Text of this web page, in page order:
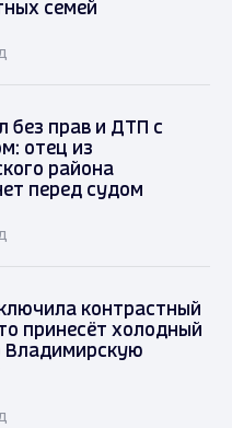
семей
без прав и ДТП с
отец из
района
перед судом
контрастный
принесёт холодный
Владимирскую